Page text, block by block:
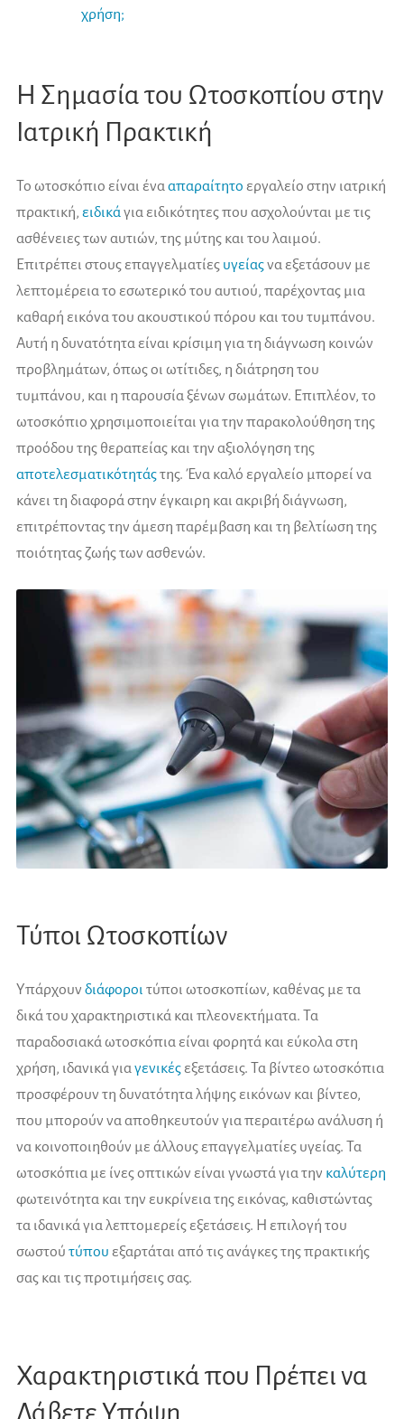
χρήση;
Η Σημασία του Ωτοσκοπίου στην
Ιατρική Πρακτική
Το ωτοσκόπιο είναι ένααπαραίτητο εργαλείο στην ιατρική
πρακτική, ειδικάγια ειδικότητες που ασχολούνται με τις
ασθένειες των αυτιών, της μύτης και του λαιμού.
Επιτρέπει στους επαγγελματίες υγείαςνα εξετάσουν με
λεπτομέρεια το εσωτερικό του αυτιού, παρέχοντας μια
καθαρή εικόνα του ακουστικού πόρου και του τυμπάνου.
Αυτή η δυνατότητα είναι κρίσιμη για τη διάγνωση κοινών
προβλημάτων, όπως οι ωτίτιδες, η διάτρηση του
τυμπάνου, και η παρουσία ξένων σωμάτων. Επιπλέον, το
ωτοσκόπιο χρησιμοποιείται για την παρακολούθηση της
προόδου της θεραπείας και την αξιολόγηση της
αποτελεσματικότητάςτης. Ένα καλό εργαλείο μπορεί να
κάνει τη διαφορά στην έγκαιρη και ακριβή διάγνωση,
επιτρέποντας την άμεση παρέμβαση και τη βελτίωση της
ποιότητας ζωής των ασθενών.
Τύποι Ωτοσκοπίων
Υπάρχουν διάφοροι τύποι ωτοσκοπίων, καθένας με τα
δικά του χαρακτηριστικά και πλεονεκτήματα. Τα
παραδοσιακά ωτοσκόπια είναι φορητά και εύκολα στη
χρήση, ιδανικά γιαγενικέςεξετάσεις. Τα βίντεο ωτοσκόπια
προσφέρουν τη δυνατότητα λήψης εικόνων και βίντεο,
που μπορούν να αποθηκευτούν για περαιτέρω ανάλυση ή
να κοινοποιηθούν με άλλους επαγγελματίες υγείας. Τα
ωτοσκόπια με ίνες οπτικών είναι γνωστά για την καλύτερη
φωτεινότητα και την ευκρίνεια της εικόνας, καθιστώντας
τα ιδανικά για λεπτομερείς εξετάσεις. Η επιλογή του
σωστού τύπου εξαρτάται από τις ανάγκες της πρακτικής
σας και τις προτιμήσεις σας.
Χαρακτηριστικά που Πρέπει να
Λάβετε Υπόψη